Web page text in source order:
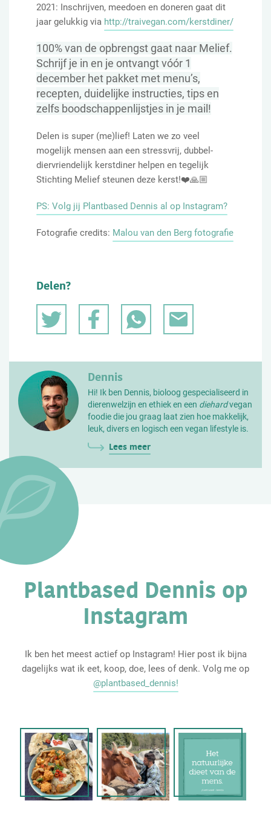
2021: Inschrijven, meedoen en doneren gaat dit
jaar gelukkig via http://traivegan.com/kerstdiner/
100% van de opbrengst gaat naar Melief.
Schrijf je in en je ontvangt vóór 1
december het pakket met menu’s,
recepten, duidelijke instructies, tips en
zelfs boodschappenlijstjes in je mail!
Delen is super (me)lief! Laten we zo veel
mogelijk mensen aan een stressvrij, dubbel-
diervriendelijk kerstdiner helpen en tegelijk
Stichting Melief steunen deze kerst!❤️🙏🏼
PS: Volg jij Plantbased Dennis al op Instagram?
Fotografie credits: Malou van den Berg fotografie
Delen?
Dennis
Hi! Ik ben Dennis, bioloog gespecialiseerd in
dierenwelzijn en ethiek en een diehardvegan
foodie die jou graag laat zien hoe makkelijk,
leuk, divers en logisch een vegan lifestyle is.
Lees meer
Plantbased Dennis op
Instagram
Ik ben het meest actief op Instagram! Hier post ik bijna
dagelijks wat ik eet, koop, doe, lees of denk. Volg me op
@plantbased_dennis!